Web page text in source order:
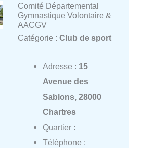
Comité Départemental
Gymnastique Volontaire &
AACGV
Catégorie : Club de sport
Adresse : 15
Avenue des
Sablons, 28000
Chartres
Quartier :
Téléphone :